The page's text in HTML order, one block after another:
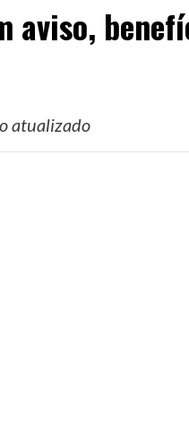
aviso,
atualizado